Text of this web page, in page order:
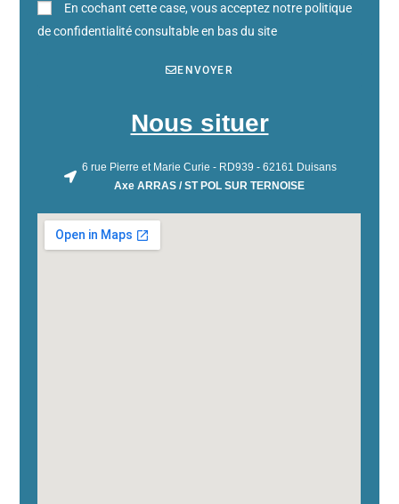
En cochant cette case, vous acceptez notre politique
de confidentialité consultable en bas du site
ENVOYER
Nous situer
6 rue Pierre et Marie Curie - RD939 - 62161 Duisans
Axe ARRAS / ST POL SUR TERNOISE